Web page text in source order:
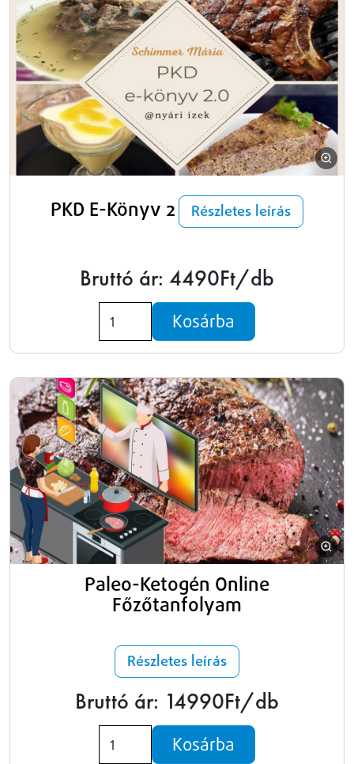
PKD E-Könyv 2 Részletes leírás
Bruttó ár: 4490Ft/db
Kosárba
Paleo-Ketogén Online
Főzőtanfolyam
Részletes leírás
Bruttó ár: 14990Ft/db
Kosárba